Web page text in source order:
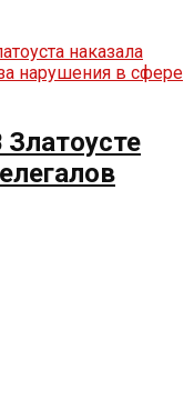
Златоусте